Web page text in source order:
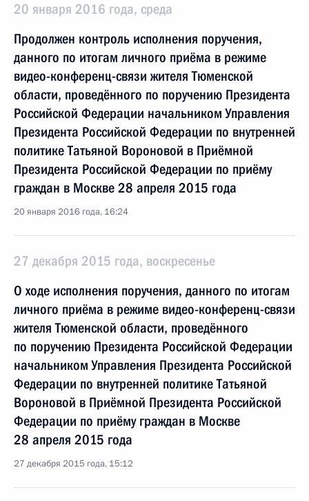
20 января 2016 года, среда
Продолжен контроль исполнения поручения,
данного по итогам личного приёма в режиме
видео-конференц-связи жителя Тюменской
области, проведённого по поручению Президента
Российской Федерации начальником Управления
Президента Российской Федерации по внутренней
политике Татьяной Вороновой в Приёмной
Президента Российской Федерации по приёму
граждан в Москве 28 апреля 2015 года
20 января 2016 года, 16:24
27 декабря 2015 года, воскресенье
О ходе исполнения поручения, данного по итогам
личного приёма в режиме видео-конференц-связи
жителя Тюменской области, проведённого
по поручению Президента Российской Федерации
начальником Управления Президента Российской
Федерации по внутренней политике Татьяной
Вороновой в Приёмной Президента Российской
Федерации по приёму граждан в Москве
28 апреля 2015 года
27 декабря 2015 года, 15:12